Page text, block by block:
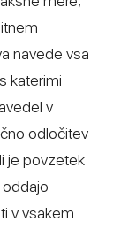
navede vsa
katerimi
v
odločitev
je povzetek
v vsakem